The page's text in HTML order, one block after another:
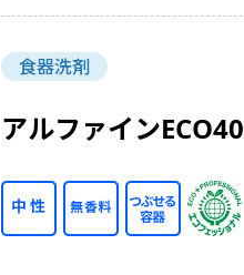
食器洗剤
アルファインECO40